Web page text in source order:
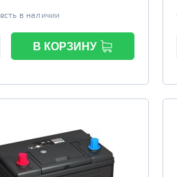
есть в наличии
В КОРЗИНУ